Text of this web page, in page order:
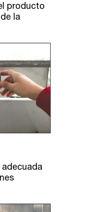
producto
de la
adecuada